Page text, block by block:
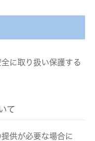
に取り扱い保護する
て
供が必要な場合に